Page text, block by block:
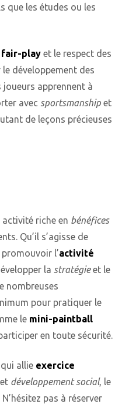
que les études ou les
fair-play et le respect des
développement des
apprennent à
avec sportsmanship et
de leçons précieuses
activité riche en bénéfices
Qu’il s’agisse de
promouvoir l’activité
la stratégieet le
nombreuses
pour pratiquer le
le mini-paintball
en toute sécurité.
allie exercice
développement social, le
pas à réserver